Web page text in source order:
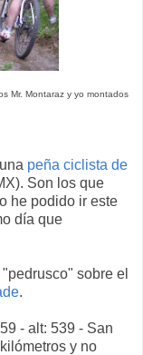
Mr. Montaraz y yo montados
peña ciclista de
Son los que
he podido ir este
día que
sobre el
.
- alt: 539 - San
y no